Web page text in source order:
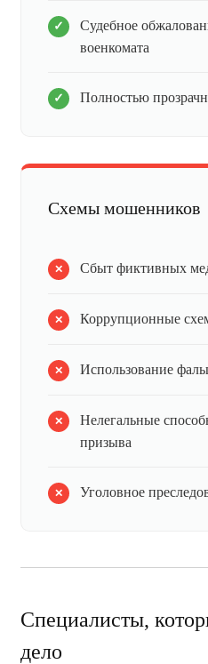
Судебное
военкомата
Полностью
Схемы мошенников
Сбыт фиктивных
Коррупционные
Использование
Нелегальные
призыва
Уголовное
Специалисты,
дело